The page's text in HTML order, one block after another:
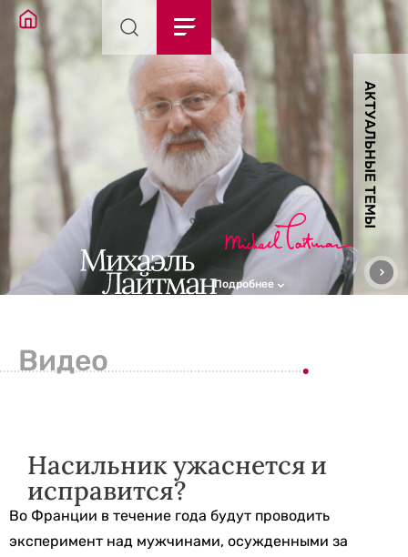
АКТУАЛЬНЫЕ ТЕМЫ
Подробнее
Видео
Насильник ужаснется и
исправится?
Во Франции в течение года будут проводить
эксперимент над мужчинами, осужденными за